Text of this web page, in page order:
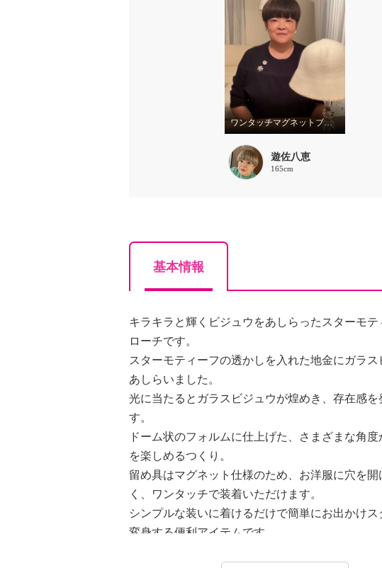
ワンタッチマグネットブローチのご使用方法について
遊佐八恵
165cm
基本情報
キラキラと輝くビジュウをあしらったスターモテ
ローチです。
スターモティーフの透かしを入れた地金にガラス
あしらいました。
光に当たるとガラスビジュウが煌めき、存在感を
す。
ドーム状のフォルムに仕上げた、さまざまな角
を楽しめるつくり。
留め具はマグネット仕様のため、お洋服に穴を開
く、ワンタッチで装着いただけます。
シンプルな装いに着けるだけで簡単にお出かけス
変身する便利アイテムです。